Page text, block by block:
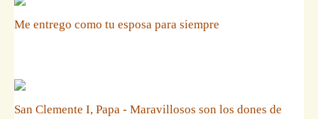
Me entrego como tu esposa para siempre
San Clemente I, Papa - Maravillosos son los dones de